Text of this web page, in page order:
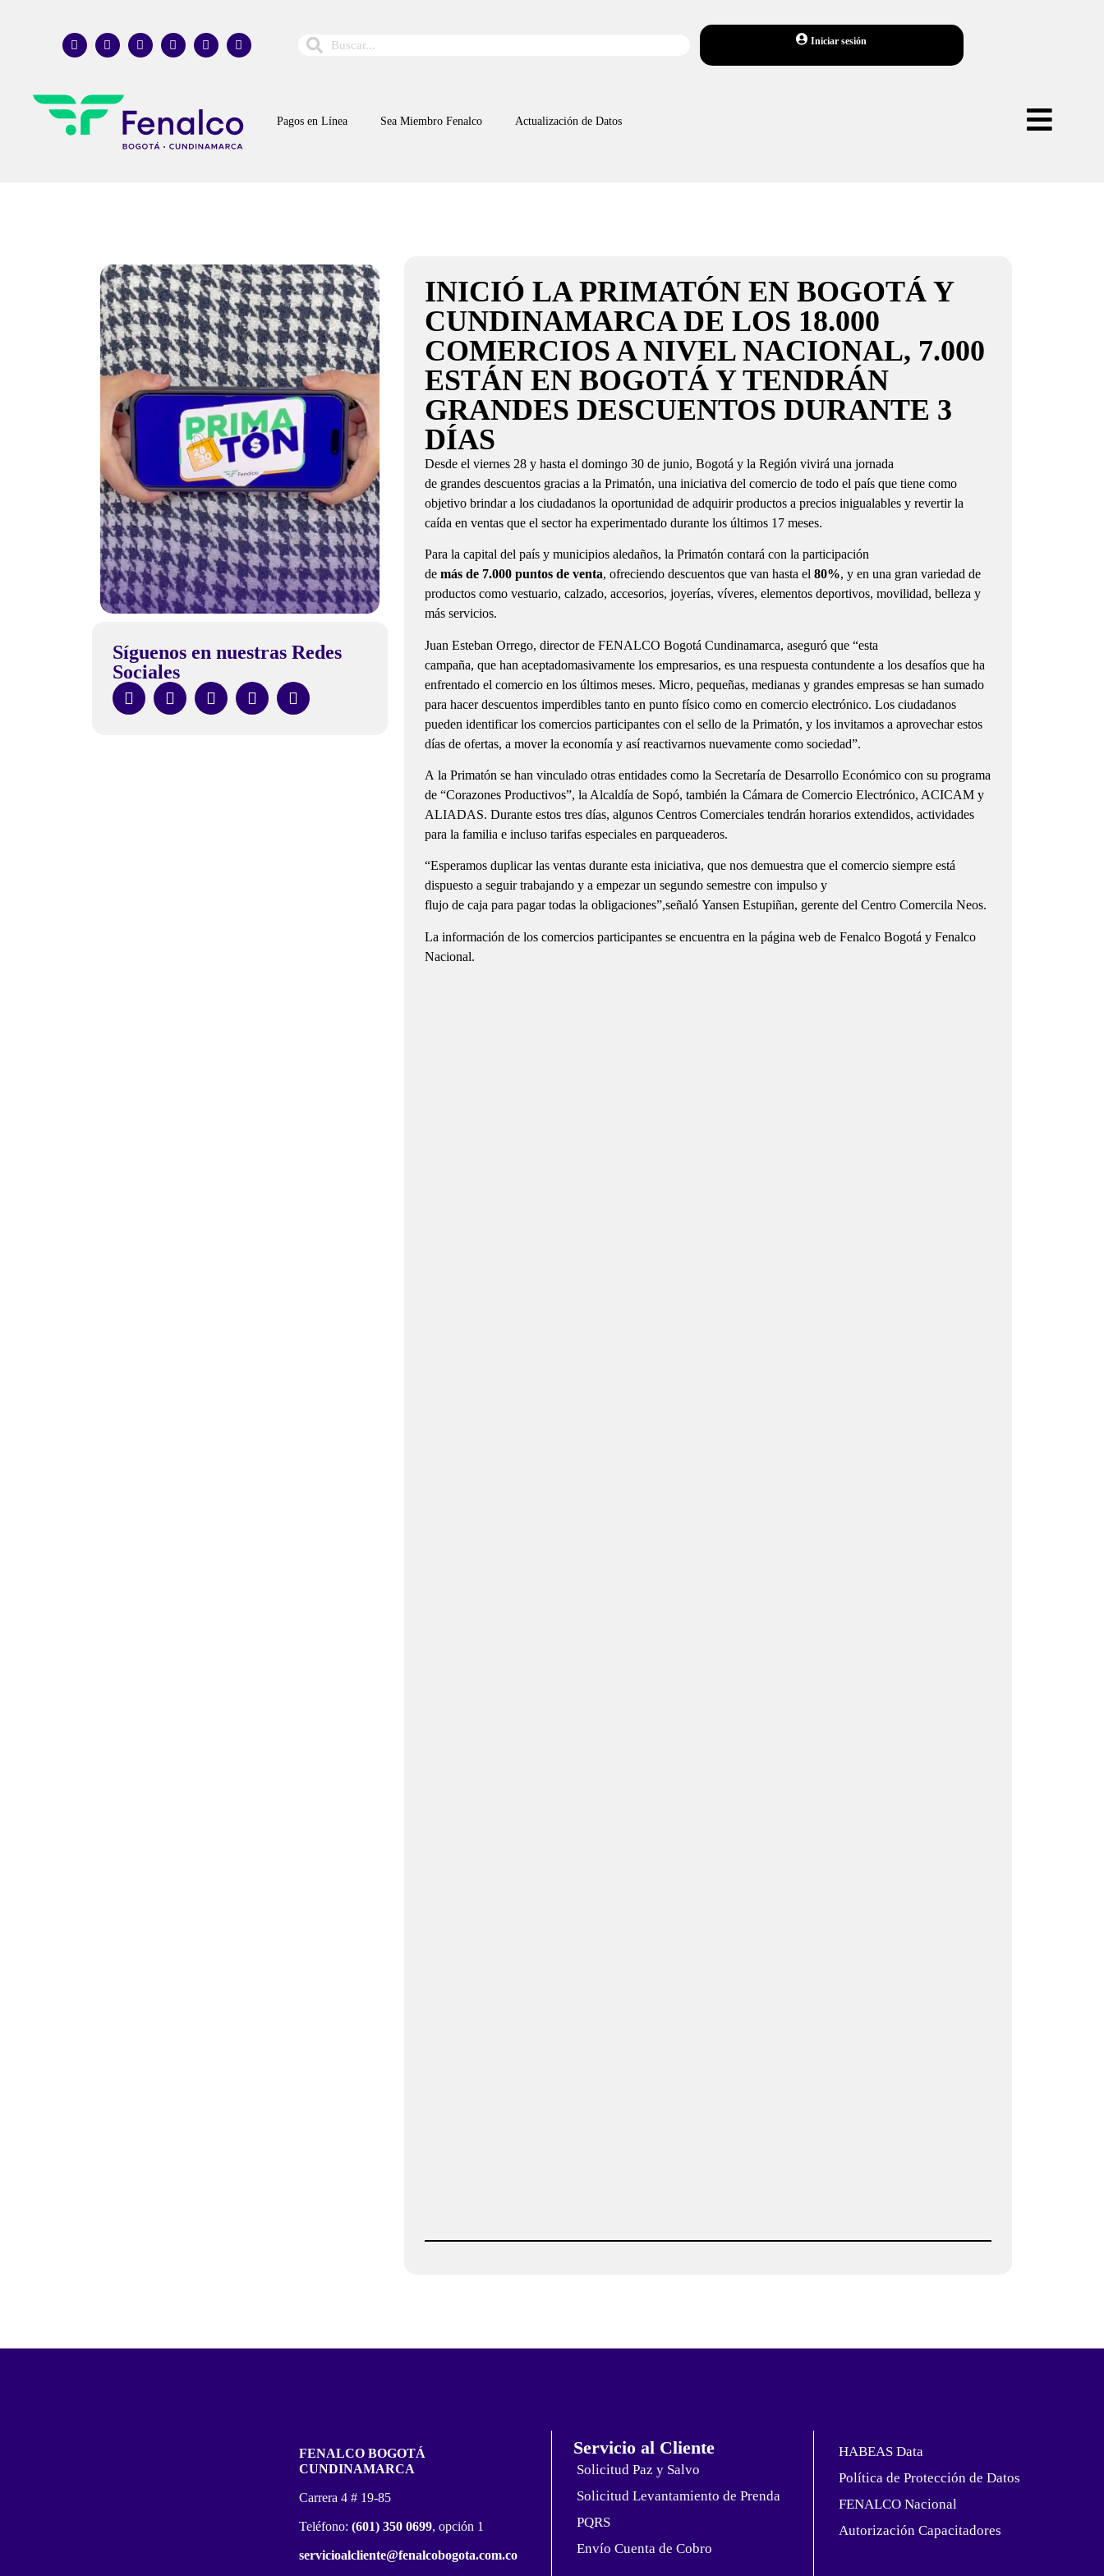
Iniciar sesión
Pagos en Línea Sea Miembro Fenalco Actualización de Datos
Síguenos en nuestras Redes
Sociales
INICIÓ LA PRIMATÓN EN BOGOTÁ Y
CUNDINAMARCA DE LOS 18.000
COMERCIOS A NIVEL NACIONAL, 7.000
ESTÁN EN BOGOTÁ Y TENDRÁN
GRANDES DESCUENTOS DURANTE 3
DÍAS
Desde el viernes 28 y hasta el domingo 30 de junio, Bogotá y la Región vivirá una jornada
de grandes descuentos gracias a la Primatón, una iniciativa del comercio de todo el país que tiene como
objetivo brindar a los ciudadanos la oportunidad de adquirir productos a precios inigualables y revertir la
caída en ventas que el sector ha experimentado durante los últimos 17 meses.
Para la capital del país y municipios aledaños, la Primatón contará con la participación
de más de 7.000 puntos de venta, ofreciendo descuentos que van hasta el 80%, y en una gran variedad de
productos como vestuario, calzado, accesorios, joyerías, víveres, elementos deportivos, movilidad, belleza y
más servicios.
Juan Esteban Orrego, director de FENALCO Bogotá Cundinamarca, aseguró que “esta
campaña, que han aceptadomasivamente los empresarios, es una respuesta contundente a los desafíos que ha
enfrentado el comercio en los últimos meses. Micro, pequeñas, medianas y grandes empresas se han sumado
para hacer descuentos imperdibles tanto en punto físico como en comercio electrónico. Los ciudadanos
pueden identificar los comercios participantes con el sello de la Primatón, y los invitamos a aprovechar estos
días de ofertas, a mover la economía y así reactivarnos nuevamente como sociedad”.
A la Primatón se han vinculado otras entidades como la Secretaría de Desarrollo Económico con su programa
de “Corazones Productivos”, la Alcaldía de Sopó, también la Cámara de Comercio Electrónico, ACICAM y
ALIADAS. Durante estos tres días, algunos Centros Comerciales tendrán horarios extendidos, actividades
para la familia e incluso tarifas especiales en parqueaderos.
“Esperamos duplicar las ventas durante esta iniciativa, que nos demuestra que el comercio siempre está
dispuesto a seguir trabajando y a empezar un segundo semestre con impulso y
flujo de caja para pagar todas la obligaciones”,señaló Yansen Estupiñan, gerente del Centro Comercila Neos.
La información de los comercios participantes se encuentra en la página web de Fenalco Bogotá y Fenalco
Nacional.
FENALCO BOGOTÁ
CUNDINAMARCA
Carrera 4 # 19-85
Teléfono: (601) 350 0699, opción 1
servicioalcliente@fenalcobogota.com.co
Servicio al Cliente
Solicitud Paz y Salvo
Solicitud Levantamiento de Prenda
PQRS
Envío Cuenta de Cobro
HABEAS Data
Política de Protección de Datos
FENALCO Nacional
Autorización Capacitadores